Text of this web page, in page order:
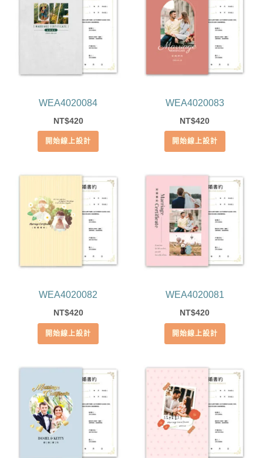
WEA4020084
NT$420
開始線上設計
WEA4020083
NT$420
開始線上設計
WEA4020082
NT$420
開始線上設計
WEA4020081
NT$420
開始線上設計